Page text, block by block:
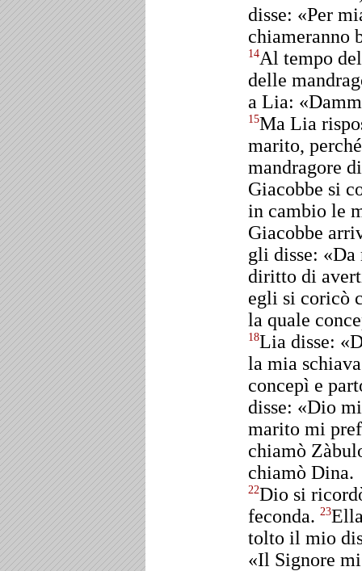
disse: «Per
chiameranno
14Al tempo
delle
a Lia:
15Ma Lia
marito,
mandragore
Giacobbe si
in cambio le
Giacobbe
gli disse:
diritto di
egli si coricò
la quale
18Lia disse:
la mia
concepì e
disse: «Dio
marito mi
chiamò
chiamò Dina.
22Dio si
feconda. 23
tolto il mio
«Il Signore